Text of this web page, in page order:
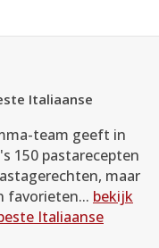
Italiaanse
team geeft in
150 pastarecepten
maar
favorieten... bekijk
Italiaanse